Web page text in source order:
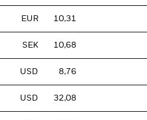
EUR 10,31
SEK 10,68
USD 8,76
USD 32,08